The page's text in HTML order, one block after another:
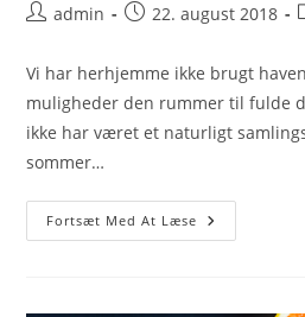
Postadmin
Post22. august 2018
Vi har herhjemme ikke brugt
muligheder den rummer til fulde
ikke har været et naturligt
sommer…
Fortsæt Med At Læse En
Sommer